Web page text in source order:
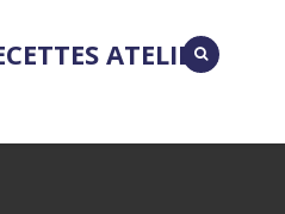
ATELIER